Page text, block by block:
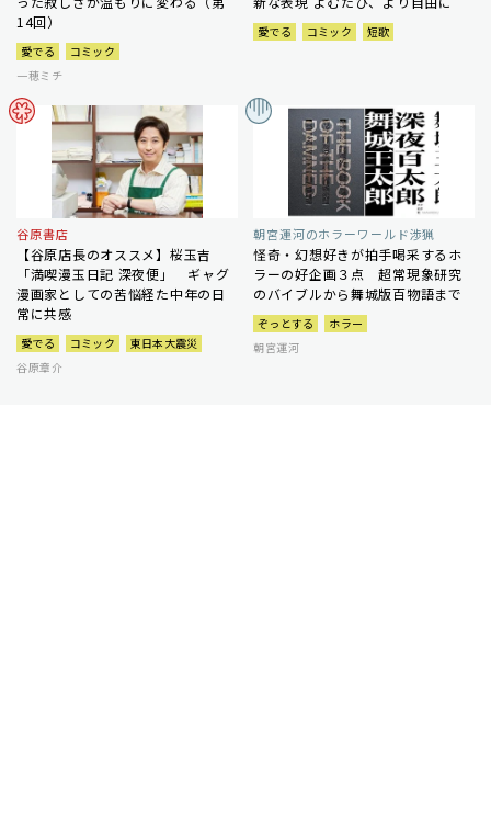
14回）
愛でる
コミック
一穂ミチ
愛でる コミック 短歌
谷原書店
【谷原店長のオススメ】桜玉吉
「満喫漫玉日記 深夜便」 ギャグ
漫画家としての苦悩経た中年の日
常に共感
愛でる コミック
東日本大震災
谷原章介
朝宮運河のホラーワールド渉猟
怪奇・幻想好きが拍手喝采するホ
ラーの好企画３点 超常現象研究
のバイブルから舞城版百物語まで
ぞっとする
ホラー
朝宮運河